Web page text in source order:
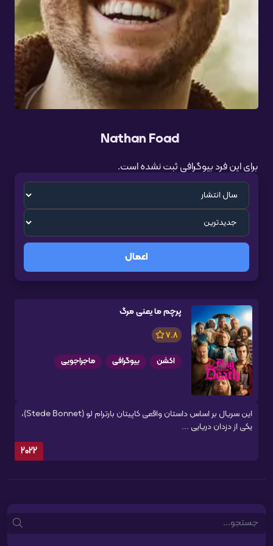
Nathan Foad
برای این فرد بیوگرافی ثبت نشده است.
اعمال
پرچم ما یعنی مرگ
7.8
اکشن بیوگرافی ماجراجویی
این سریال بر اساس داستان واقعی کاپیتان بارترام لو (Stede Bonnet)،
یکی از دزدان دریایی ...
2022
Search